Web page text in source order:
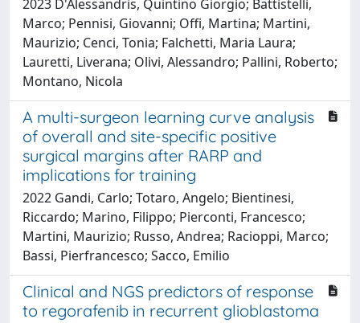
2023 D'Alessandris, Quintino Giorgio; Battistelli,
Marco; Pennisi, Giovanni; Offi, Martina; Martini,
Maurizio; Cenci, Tonia; Falchetti, Maria Laura;
Lauretti, Liverana; Olivi, Alessandro; Pallini, Roberto;
Montano, Nicola
A multi-surgeon learning curve analysis
of overall and site-specific positive
surgical margins after RARP and
implications for training
2022 Gandi, Carlo; Totaro, Angelo; Bientinesi,
Riccardo; Marino, Filippo; Pierconti, Francesco;
Martini, Maurizio; Russo, Andrea; Racioppi, Marco;
Bassi, Pierfrancesco; Sacco, Emilio
Clinical and NGS predictors of response
to regorafenib in recurrent glioblastoma